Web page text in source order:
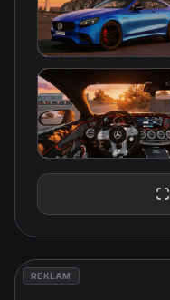
REKLAM